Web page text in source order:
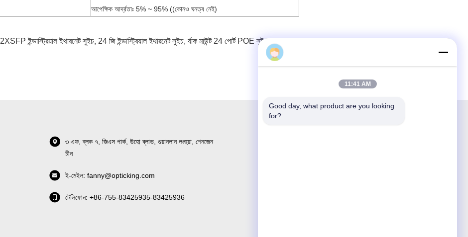
আপেক্ষিক আর্দ্রতাঃ 5% ~ 95% ((কোনও ঘনত্ব নেই)
2XSFP ইন্ডাস্ট্রিয়াল ইথারনেট সুইচ, 24 জি ইন্ডাস্ট্রিয়াল ইথারনেট সুইচ, র্যাক মাউন্ট 24 পোর্ট POE সুইচ
৩ এফ, ব্লক ৭, জিএস পার্ক, উহো ব্লাভ, গুয়ানলান লংহুয়া, শেনজেন
চীন
ই-মেইল: fanny@opticking.com
টেলিফোন: +86-755-83425935-83425936
11:41 AM
Good day, what product are you looking
for?